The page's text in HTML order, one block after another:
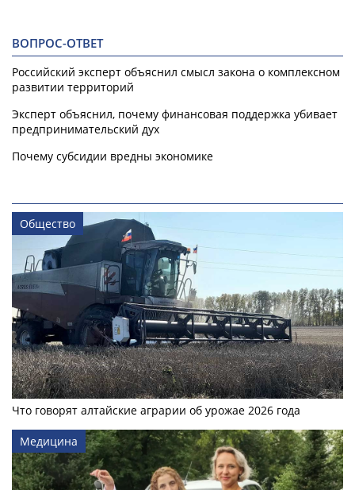
ВОПРОС-ОТВЕТ
Российский эксперт объяснил смысл закона о комплексном
развитии территорий
Эксперт объяснил, почему финансовая поддержка убивает
предпринимательский дух
Почему субсидии вредны экономике
Общество
Что говорят алтайские аграрии об урожае 2026 года
Медицина